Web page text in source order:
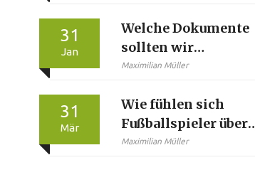
31
Jan
Welche Dokumente
sollten wir
vorbereiten, um eine
Maximilian Müller
31
Mär
Wie fühlen sich
Fußballspieler über
Gehaltsobergrenzen?
Maximilian Müller